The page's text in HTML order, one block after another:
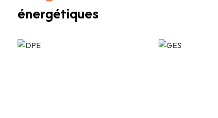
énergétiques